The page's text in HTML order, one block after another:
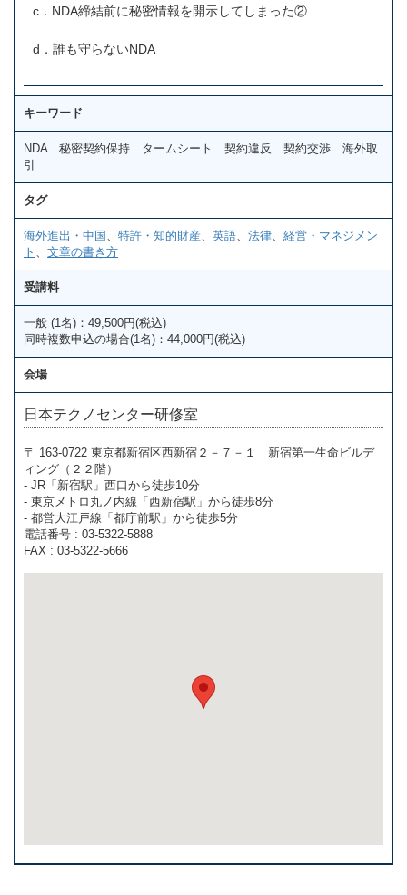
c．NDA締結前に秘密情報を開示してしまった②
d．誰も守らないNDA
キーワード
NDA 秘密契約保持 タームシート 契約違反 契約交渉 海外取
引
タグ
海外進出・中国 特許・知的財産 英語 法律
経営・マネジメン
ト
文章の書き方
受講料
一般 (1名)：49,500円(税込)
同時複数申込の場合(1名)：44,000円(税込)
会場
日本テクノセンター研修室
〒 163-0722 東京都新宿区西新宿２－７－１ 新宿第一生命ビルデ
ィング（２２階）
- JR「新宿駅」西口から徒歩10分
- 東京メトロ丸ノ内線「西新宿駅」から徒歩8分
- 都営大江戸線「都庁前駅」から徒歩5分
電話番号 : 03-5322-5888
FAX : 03-5322-5666